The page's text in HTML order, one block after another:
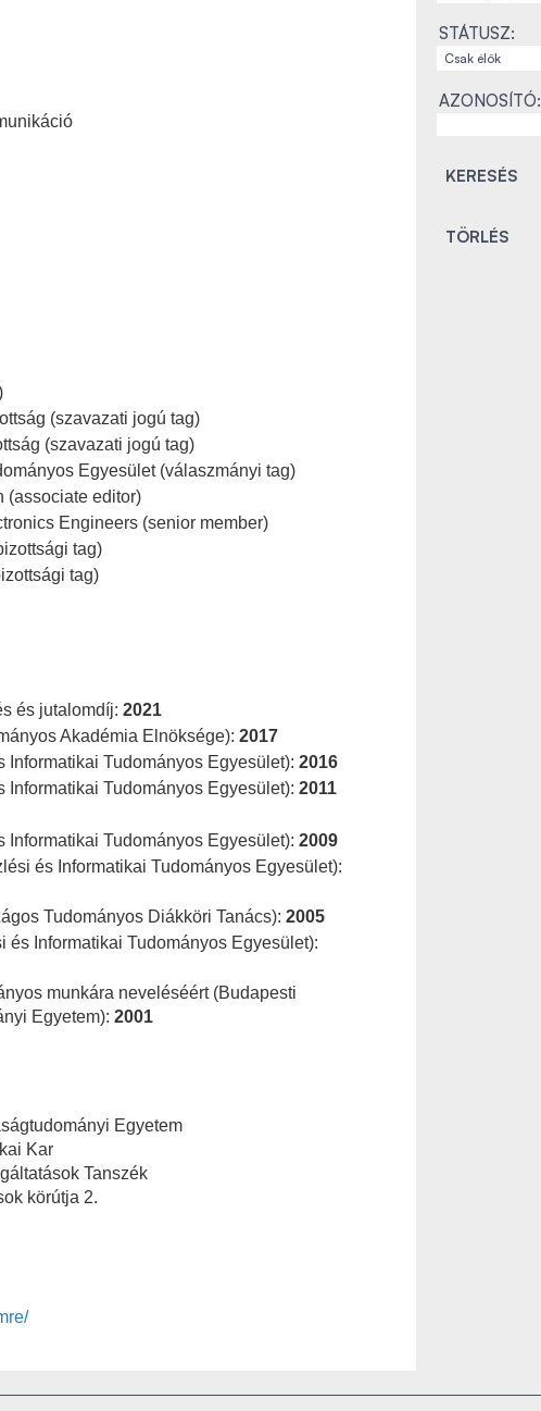
(szavazati jogú tag)
(szavazati jogú tag)
Egyesület (válaszmányi tag)
(associate editor)
Engineers (senior member)
tag)
tag)
és jutalomdíj: 2021
Akadémia Elnöksége): 2017
Tudományos Egyesület): 2016
Tudományos Egyesület): 2011
Tudományos Egyesület): 2009
és Informatikai Tudományos Egyesület):
Tudományos Diákköri Tanács): 2005
és Informatikai Tudományos Egyesület):
munkára neveléséért (Budapesti
Egyetem): 2001
Egyetem
Kar
Tanszék
körútja 2.
STÁTUSZ:
AZONOSÍTÓ: